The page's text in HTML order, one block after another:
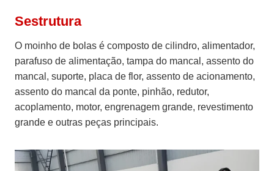
Sestrutura
O moinho de bolas é composto de cilindro, alimentador,
parafuso de alimentação, tampa do mancal, assento do
mancal, suporte, placa de flor, assento de acionamento,
assento do mancal da ponte, pinhão, redutor,
acoplamento, motor, engrenagem grande, revestimento
grande e outras peças principais.